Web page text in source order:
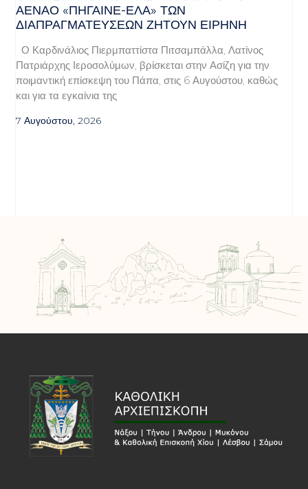
ΑΈΝΑΟ «ΠΉΓΑΙΝΕ-ΈΛΑ» ΤΩΝ
ΔΙΑΠΡΑΓΜΑΤΕΎΣΕΩΝ ΖΗΤΟΎΝ ΕΙΡΉΝΗ
Ο Καρδινάλιος Πιερμπαττίστα Πιτσαμπάλλα, Λατίνος
Πατριάρχης Ιεροσολύμων, βρίσκεται στην Ασίζη για την
ποιμαντική επίσκεψη του Πάπα, στις 6 Αυγούστου, καθώς
και για τα εγκαίνια της
7 Αυγούστου, 2026